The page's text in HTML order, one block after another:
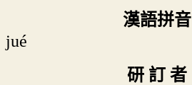
漢語拼音
jué
研 訂 者